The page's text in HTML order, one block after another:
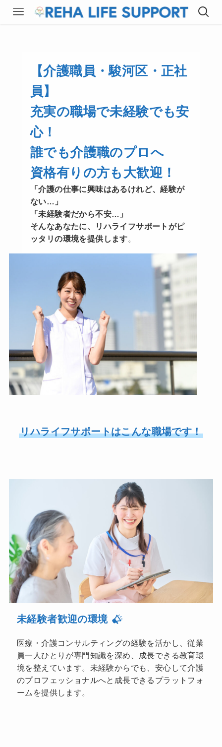
【介護職員・駿河区・正社
員】
充実の職場で未経験でも安
心！
誰でも介護職のプロへ
資格有りの方も大歓迎！
「介護の仕事に興味はあるけれど、経験が
ない…」
「未経験者だから不安…」
そんなあなたに、リハライフサポートがピ
ッタリの環境を提供します
リハライフサポートはこんな職場です！
未経験者歓迎の環境
医療・介護コンサルティングの経験を活かし、従業
員一人ひとりが専門知識を深め、成長できる教育環
境を整えています。未経験からでも、安心して介護
のプロフェッショナルへと成長できるプラットフォ
ームを提供します。